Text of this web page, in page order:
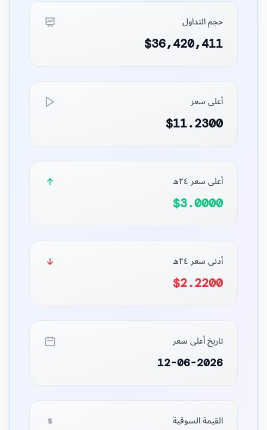
حجم التداول
$36,420,411
أعلى سعر
$11.2300
أعلى سعر ٢٤ه
$3.0000
أدنى سعر ٢٤ه
$2.2200
تاريخ أعلى سعر
12-06-2026
القيمة السوقية